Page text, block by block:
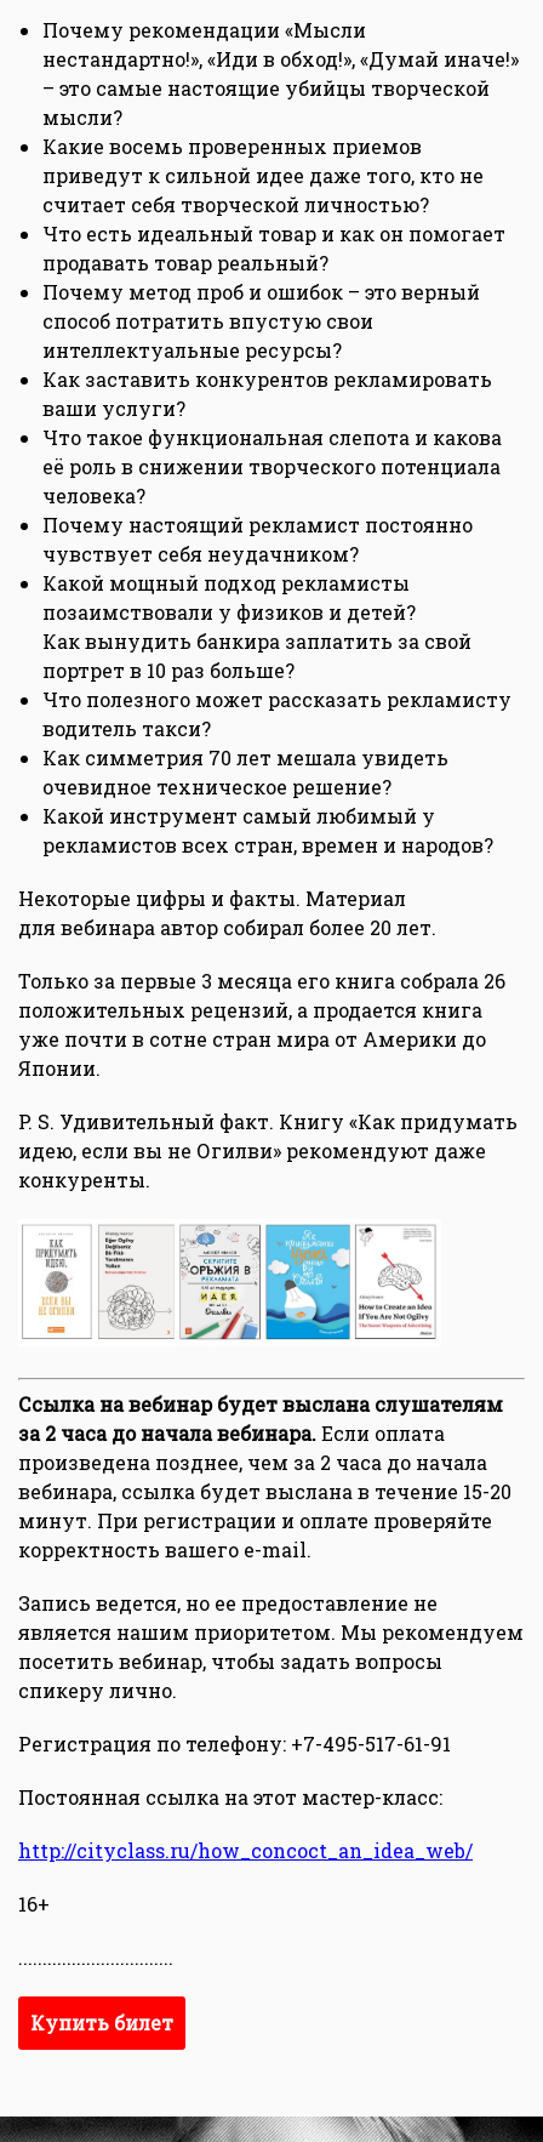
Почему рекомендации «Мысли
нестандартно!», «Иди в обход!», «Думай иначе!»
– это самые настоящие убийцы творческой
мысли?
Какие восемь проверенных приемов
приведут к сильной идее даже того, кто не
считает себя творческой личностью?
Что есть идеальный товар и как он помогает
продавать товар реальный?
Почему метод проб и ошибок – это верный
способ потратить впустую свои
интеллектуальные ресурсы?
Как заставить конкурентов рекламировать
ваши услуги?
Что такое функциональная слепота и какова
её роль в снижении творческого потенциала
человека?
Почему настоящий рекламист постоянно
чувствует себя неудачником?
Какой мощный подход рекламисты
позаимствовали у физиков и детей?
Как вынудить банкира заплатить за свой
портрет в 10 раз больше?
Что полезного может рассказать рекламисту
водитель такси?
Как симметрия 70 лет мешала увидеть
очевидное техническое решение?
Какой инструмент самый любимый у
рекламистов всех стран, времен и народов?
Некоторые цифры и факты. Материал
для вебинара автор собирал более 20 лет.
Только за первые 3 месяца его книга собрала 26
положительных рецензий, а продается книга
уже почти в сотне стран мира от Америки до
Японии.
P. S. Удивительный факт. Книгу «Как придумать
идею, если вы не Огилви» рекомендуют даже
конкуренты.
Ссылка на вебинар будет выслана слушателям
за 2 часа до начала вебинара.Если оплата
произведена позднее, чем за 2 часа до начала
вебинара, ссылка будет выслана в течение 15-20
минут. При регистрации и оплате проверяйте
корректность вашего e-mail.
Запись ведется, но ее предоставление не
является нашим приоритетом. Мы рекомендуем
посетить вебинар, чтобы задать вопросы
спикеру лично.
Регистрация по телефону: +7-495-517-61-91
Постоянная ссылка на этот мастер-класс:
http://cityclass.ru/how_concoct_an_idea_web/
16+
................................
Купить билет